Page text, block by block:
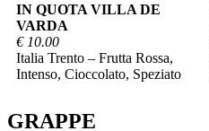
IN QUOTA VILLA DE
VARDA
€ 10.00
Italia Trento – Frutta Rossa,
Intenso, Cioccolato, Speziato
GRAPPE